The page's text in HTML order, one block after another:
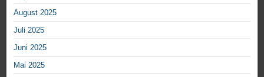
August 2025
Juli 2025
Juni 2025
Mai 2025